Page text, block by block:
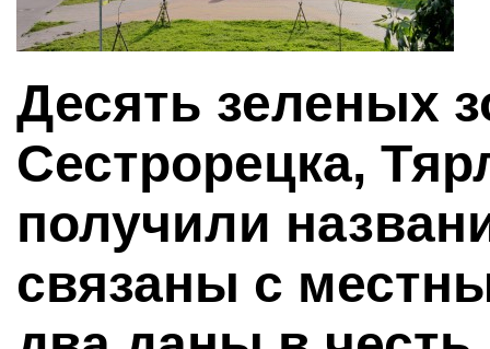
Десять зеленых
Сестрорецка,
получили
связаны с